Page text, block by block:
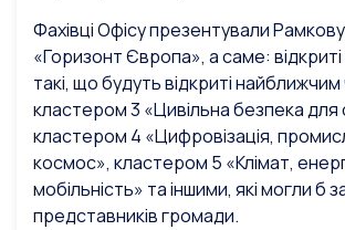
Фахівці Офісу презентували
«Горизонт Європа», а саме: відкриті
такі, що будуть відкриті
кластером 3 «Цивільна безпека для
кластером 4 «Цифровізація,
космос», кластером 5 «Клімат,
мобільність» та іншими, які могли б
представників громади.